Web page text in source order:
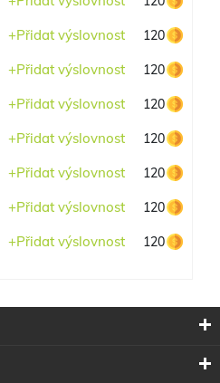
+Přidat výslovnost 120
+Přidat výslovnost 120
+Přidat výslovnost 120
+Přidat výslovnost 120
+Přidat výslovnost 120
+Přidat výslovnost 120
+Přidat výslovnost 120